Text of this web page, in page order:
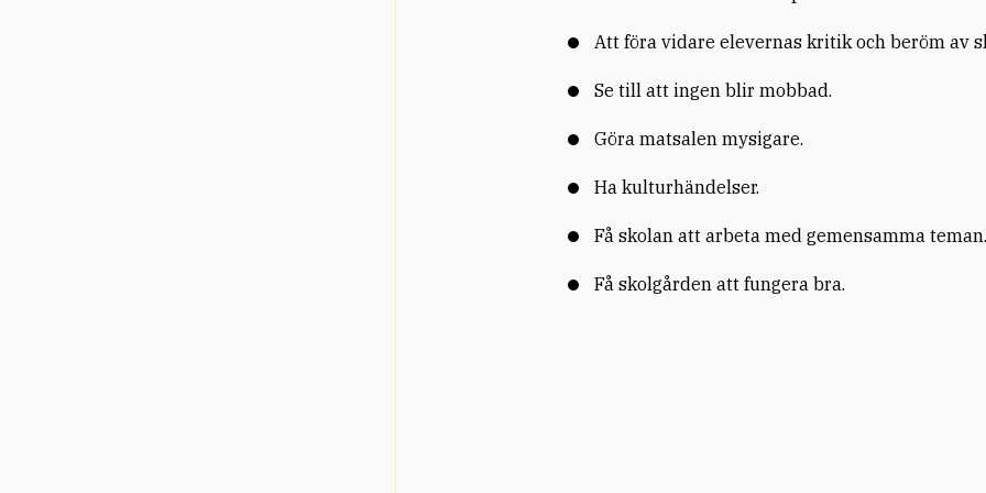
Att föra vidare elevernas kritik och beröm av
Se till att ingen blir mobbad.
Göra matsalen mysigare.
Ha kulturhändelser.
Få skolan att arbeta med gemensamma teman.
Få skolgården att fungera bra.